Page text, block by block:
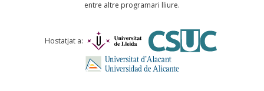
Comentari *
entre altre programari lliure.
Hostatjat a: